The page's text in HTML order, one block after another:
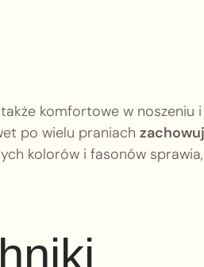
komfortowe w noszeniu
po wielu praniach
kolorów i fasonów